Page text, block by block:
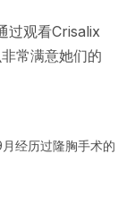
过观看Crisalix
常满意她们的
经历过隆胸手术的